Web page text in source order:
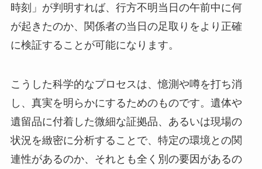
時刻」が判明すれば、行方不明当日の午前中に何
が起きたのか、関係者の当日の足取りをより正確
に検証することが可能になります。
こうした科学的なプロセスは、憶測や噂を打ち消
し、真実を明らかにするためのものです。遺体や
遺留品に付着した微細な証拠品、あるいは現場の
状況を緻密に分析することで、特定の環境との関
連性があるのか、それとも全く別の要因があるの